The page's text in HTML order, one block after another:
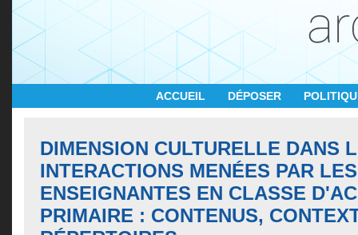
ACCUEIL DÉPOSER
DIMENSION CULTURELLE DANS
INTERACTIONS MENÉES PAR
ENSEIGNANTES EN CLASSE
PRIMAIRE : CONTENUS,